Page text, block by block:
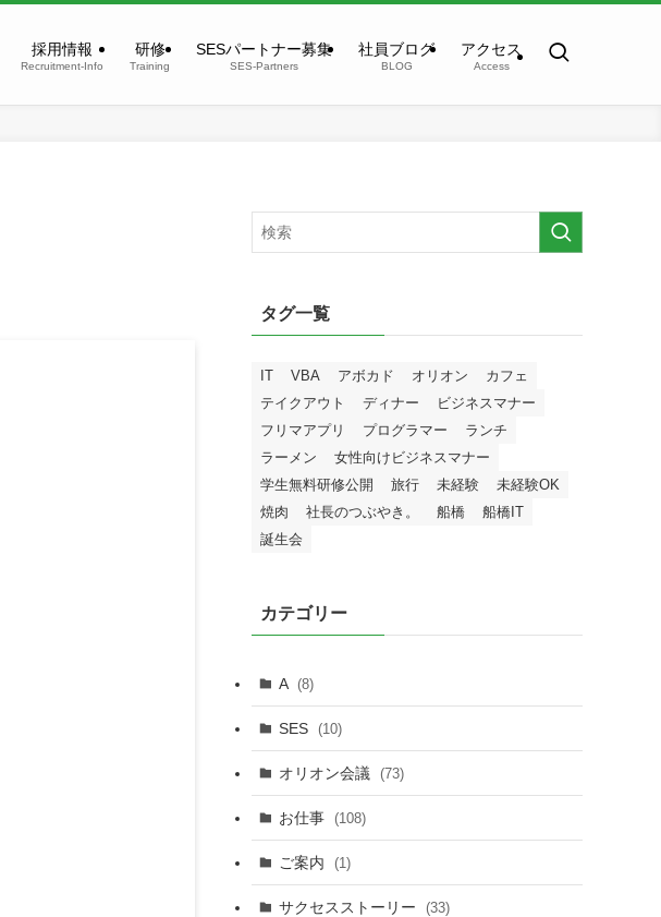
採用情報
Recruitment-Info
研修
Training
SESパートナー募集
SES-Partners
社員ブログ
BLOG
アクセス
Access
タグ一覧
IT VBA アボカド オリオン
カフェ
テイクアウト
ディナー
ビジネスマナー
フリマアプリ
プログラマー
ランチ
ラーメン
女性向けビジネスマナー
学生無料研修公開
旅行 未経験
未経験OK
焼肉
社長のつぶやき。 船橋
船橋IT
誕生会
カテゴリー
A (8)
SES (10)
オリオン会議 (73)
お仕事 (108)
ご案内 (1)
サクセスストーリー (33)